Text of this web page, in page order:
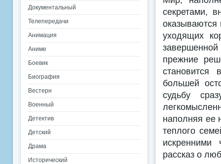
секретами,
оказываются
уходящих
завершенной
прежние
становится
большей
судьбу
наполняя ее
теплого
искренними
рассказ о
Документальный
Телепередачи
Анимация
Аниме
Боевик
Биография
Вестерн
Военный
Детектив
Детский
Драма
Исторический